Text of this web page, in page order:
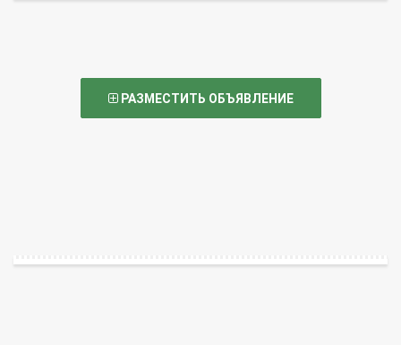
РАЗМЕСТИТЬ ОБЪЯВЛЕНИЕ